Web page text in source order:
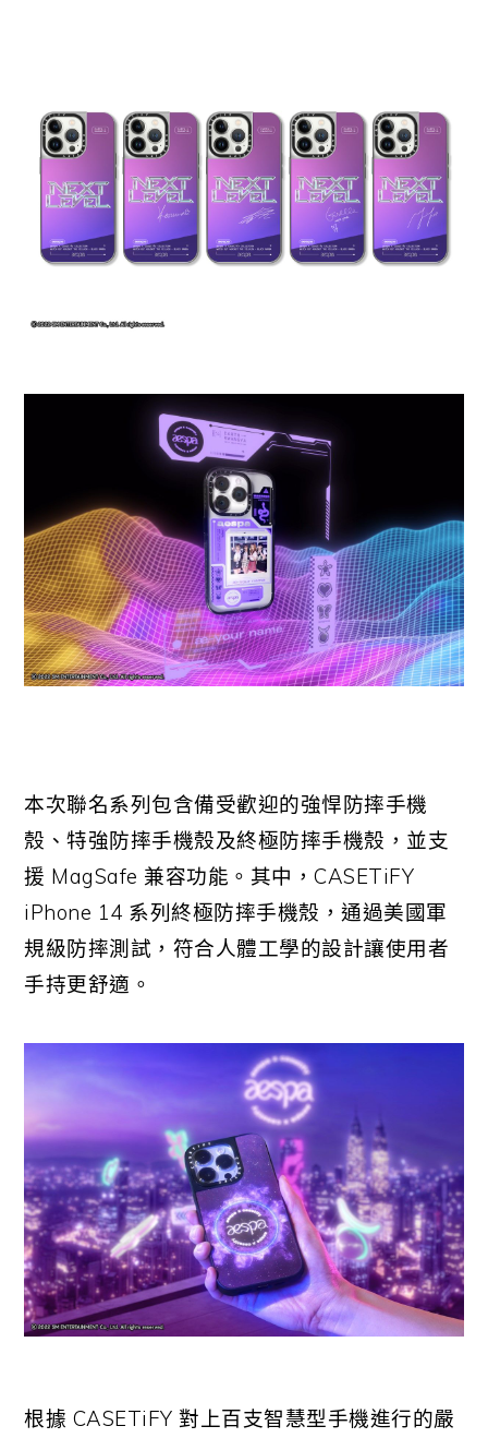
本次聯名系列包含備受歡迎的強悍防摔手機
殼、特強防摔手機殼及終極防摔手機殼，並支
援 MagSafe 兼容功能。其中，CASETiFY
iPhone 14 系列終極防摔手機殼，通過美國軍
規級防摔測試，符合人體工學的設計讓使用者
手持更舒適。
根據 CASETiFY對上百支智慧型手機進行的嚴